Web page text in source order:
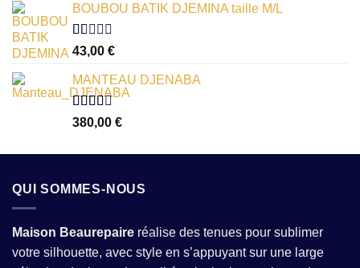
sur
5
BOUBOU BATIK DJEMINA taille M/L
Note
1.00
sur
5
43,00 €
MANTEAU DJENABA
Note
380,00 €
QUI SOMMES-NOUS
Maison Beaurepaire réalise des tenues pour sublimer
votre silhouette, avec style en s’appuyant sur une large